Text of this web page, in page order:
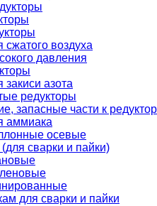
сжатого воздуха
давления
закиси азота
редукторы
запасные части к
аммиака
осевые
сварки и пайки)
для сварки и пайки